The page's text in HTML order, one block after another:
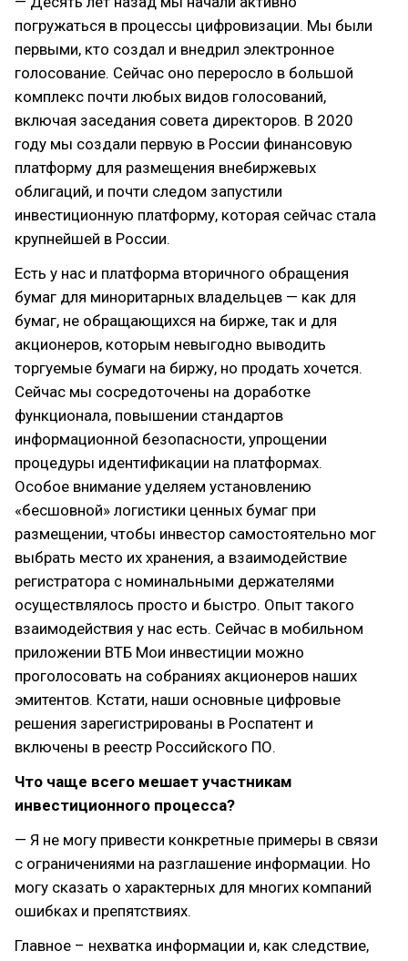
погружаться в процессы цифровизации. Мы были
первыми, кто создал и внедрил электронное
голосование. Сейчас оно переросло в большой
комплекс почти любых видов голосований,
включая заседания совета директоров. В 2020
году мы создали первую в России финансовую
платформу для размещения внебиржевых
облигаций, и почти следом запустили
инвестиционную платформу, которая сейчас стала
крупнейшей в России.
Есть у нас и платформа вторичного обращения
бумаг для миноритарных владельцев — как для
бумаг, не обращающихся на бирже, так и для
акционеров, которым невыгодно выводить
торгуемые бумаги на биржу, но продать хочется.
Сейчас мы сосредоточены на доработке
функционала, повышении стандартов
информационной безопасности, упрощении
процедуры идентификации на платформах.
Особое внимание уделяем установлению
«бесшовной» логистики ценных бумаг при
размещении, чтобы инвестор самостоятельно мог
выбрать место их хранения, а взаимодействие
регистратора с номинальными держателями
осуществлялось просто и быстро. Опыт такого
взаимодействия у нас есть. Сейчас в мобильном
приложении ВТБ Мои инвестиции можно
проголосовать на собраниях акционеров наших
эмитентов. Кстати, наши основные цифровые
решения зарегистрированы в Роспатент и
включены в реестр Российского ПО.
Что чаще всего мешает участникам
инвестиционного процесса?
— Я не могу привести конкретные примеры в связи
с ограничениями на разглашение информации. Но
могу сказать о характерных для многих компаний
ошибках и препятствиях.
Главное – нехватка информации и, как следствие,